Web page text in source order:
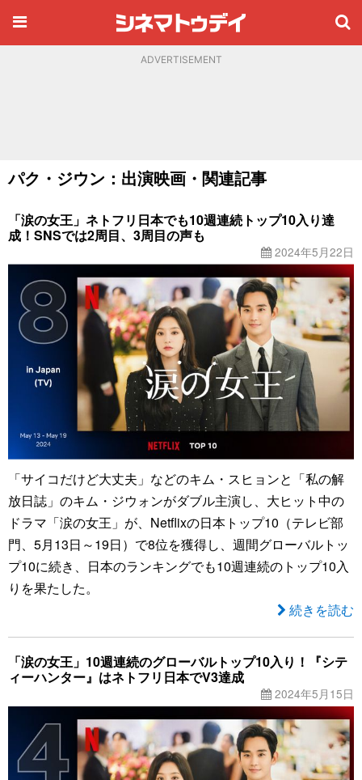
ADVERTISEMENT
パク・ジウン：出演映画・関連記事
「涙の女王」ネトフリ日本でも10週連続トップ10入り達
成！SNSでは2周目、3周目の声も
2024年5月22日
「サイコだけど大丈夫」などのキム・スヒョンと「私の解
放日誌」のキム・ジウォンがダブル主演し、大ヒット中の
ドラマ「涙の女王」が、Netflixの日本トップ10（テレビ部
門、5月13日～19日）で8位を獲得し、週間グローバルトッ
プ10に続き、日本のランキングでも10週連続のトップ10入
りを果たした。
続きを読む
「涙の女王」10週連続のグローバルトップ10入り！『シテ
ィーハンター』はネトフリ日本でV3達成
2024年5月15日